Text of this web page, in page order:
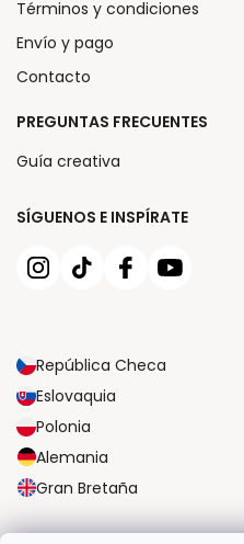
SÍGUENOS E INSPÍRATE
República Checa
Eslovaquia
Polonia
Alemania
Gran Bretaña
Términos y condiciones
Envío y pago
Contacto
PREGUNTAS FRECUENTES
Guía creativa